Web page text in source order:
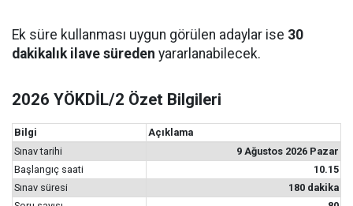
Ek süre kullanması uygun görülen adaylar ise 30
dakikalık ilave süreden yararlanabilecek.
2026 YÖKDİL/2 Özet Bilgileri
Bilgi
Açıklama
Sınav tarihi
9 Ağustos 2026 Pazar
Başlangıç saati
10.15
Sınav süresi
180 dakika